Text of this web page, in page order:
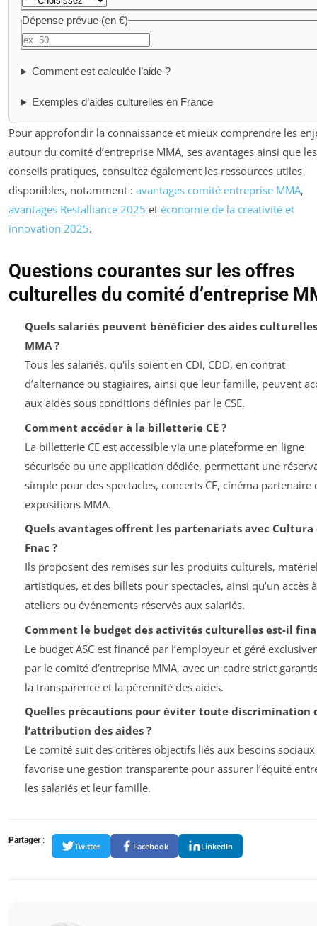
Dépense prévue (en €)
Comment est calculée l’aide ?
Exemples d’aides culturelles en France
Pour approfondir la connaissance et mieux comprendre les
autour du comité d’entreprise MMA, ses avantages ainsi que les
conseils pratiques, consultez également les ressources utiles
disponibles, notamment : avantages comité entreprise MMA,
avantages Restalliance 2025 et économie de la créativité et
innovation 2025.
Questions courantes sur les offres
culturelles du comité d’entreprise
Quels salariés peuvent bénéficier des aides culturelles
MMA ?
Tous les salariés, qu'ils soient en CDI, CDD, en contrat
d’alternance ou stagiaires, ainsi que leur famille, peuvent
aux aides sous conditions définies par le CSE.
Comment accéder à la billetterie CE ?
La billetterie CE est accessible via une plateforme en ligne
sécurisée ou une application dédiée, permettant une
simple pour des spectacles, concerts CE, cinéma partenaire
expositions MMA.
Quels avantages offrent les partenariats avec Cultura
Fnac ?
Ils proposent des remises sur les produits culturels,
artistiques, et des billets pour spectacles, ainsi qu’un accès
ateliers ou événements réservés aux salariés.
Comment le budget des activités culturelles est-il
Le budget ASC est financé par l’employeur et géré
par le comité d’entreprise MMA, avec un cadre strict
la transparence et la pérennité des aides.
Quelles précautions pour éviter toute discrimination
l’attribution des aides ?
Le comité suit des critères objectifs liés aux besoins sociaux
favorise une gestion transparente pour assurer l’équité
les salariés et leur famille.
Partager :
Twitter Facebook LinkedIn